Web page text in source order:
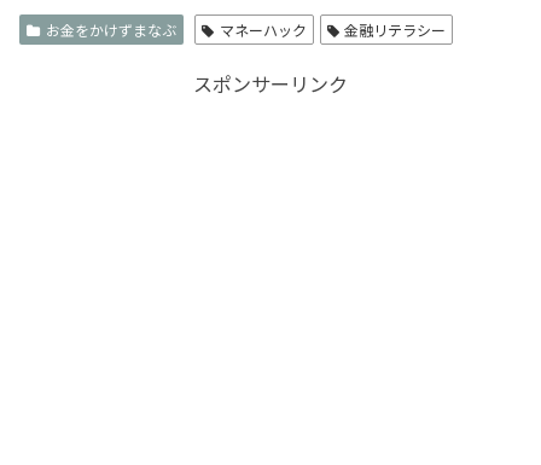
お金をかけずまなぶ マネーハック 金融リテラシー
スポンサーリンク